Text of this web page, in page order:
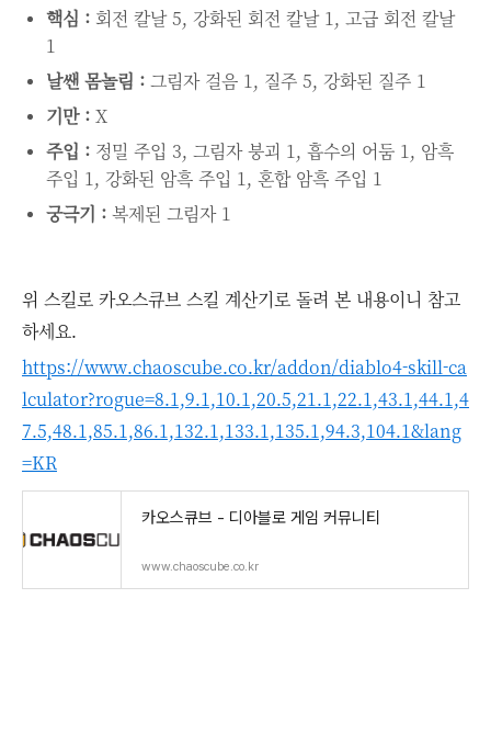
핵심 : 회전 칼날 5, 강화된 회전 칼날 1, 고급 회전 칼날
1
날쌘 몸놀림 : 그림자 걸음 1, 질주 5, 강화된 질주 1
기만 : X
주입 : 정밀 주입 3, 그림자 붕괴 1, 흡수의 어둠 1, 암흑
주입 1, 강화된 암흑 주입 1, 혼합 암흑 주입 1
궁극기 : 복제된 그림자 1
위 스킬로 카오스큐브 스킬 계산기로 돌려 본 내용이니 참고
하세요.
https://www.chaoscube.co.kr/addon/diablo4-skill-ca
lculator?rogue=8.1,9.1,10.1,20.5,21.1,22.1,43.1,44.1,4
7.5,48.1,85.1,86.1,132.1,133.1,135.1,94.3,104.1&lang
=KR
카오스큐브 - 디아블로 게임 커뮤니티
www.chaoscube.co.kr